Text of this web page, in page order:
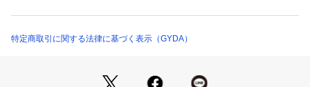
ショートパンツなどのミニボトムスとあわせていただくのが
  ■商品のお気に入り登録
特定商取引に関する法律に基づく表示（GYDA）